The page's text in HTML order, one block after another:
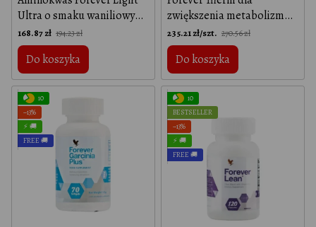
Ultra o smaku waniliowym,
Wanilia
168.87 zł 194.23 zł
Do koszyka
zwiększenia metabolizmu i
energii Forever Living
Products, 60 tabletek
235.21 zł/szt. 270.56 zł
Do koszyka
10
−13%
⚡ 🚚
FREE 🚚
10
BESTSELLER
−13%
⚡ 🚚
FREE 🚚